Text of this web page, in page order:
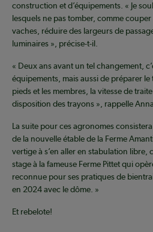
construction et d’équipements. « Je
lesquels ne pas tomber, comme
vaches, réduire des largeurs de
luminaires », précise-t-il.
« Deux ans avant un tel changement,
équipements, mais aussi de préparer
pieds et les membres, la vitesse de
disposition des trayons », rappelle
La suite pour ces agronomes
de la nouvelle étable de la Ferme
vertige à s’en aller en stabulation libre,
stage à la fameuse Ferme Pittet qui
reconnue pour ses pratiques de
en 2024 avec le dôme. »
Et rebelote!